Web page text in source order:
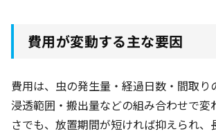
費用が変動する主な要因
費用は、虫の発生量・経過日数・間取り
浸透範囲・搬出量などの組み合わせで変
さでも、放置期間が短ければ抑えられ、